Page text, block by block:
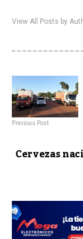
View All Posts by
Previous Post
Cervezas